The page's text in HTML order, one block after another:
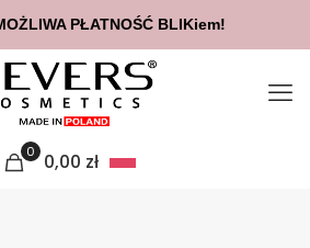
0 0,00 zł
PŁATNOŚĆ BLIKiem!